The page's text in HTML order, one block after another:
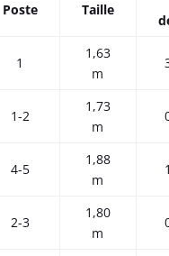
Poste Taille
1
1,63
m
1-2
1,73
m
4-5
1,88
m
2-3
1,80
m